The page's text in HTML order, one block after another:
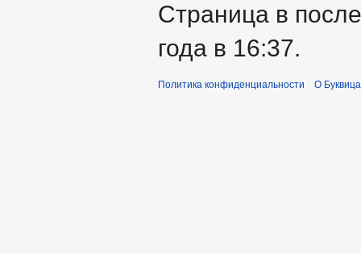
Страница в
года в 16:37.
Политика конфиденциальности О Буквица